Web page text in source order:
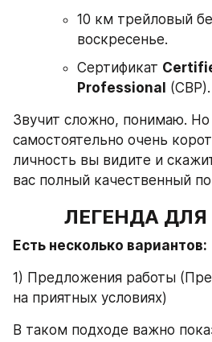
10 км трейловый
воскресенье.
Сертификат
Professional (CBP).
Звучит сложно, понимаю.
самостоятельно очень
личность вы видите и
вас полный качественный
ЛЕГЕНДА
Есть несколько вариантов:
1) Предложения работы
на приятных условиях)
В таком подходе важно